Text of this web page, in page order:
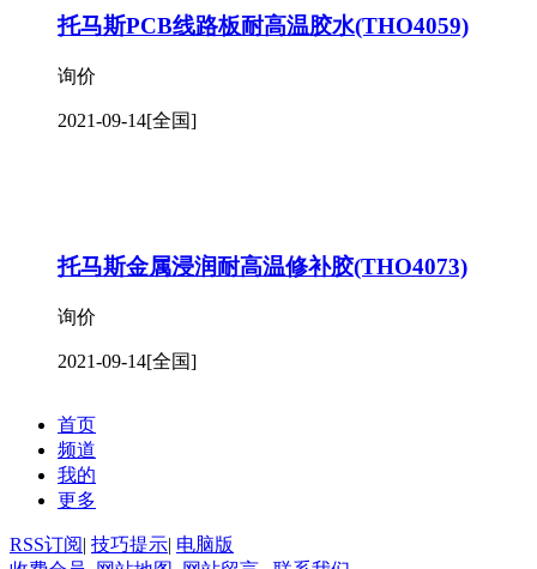
托马斯PCB线路板耐高温胶水(THO4059)
询价
2021-09-14[全国]
托马斯金属浸润耐高温修补胶(THO4073)
询价
2021-09-14[全国]
首页
频道
我的
更多
RSS订阅| 技巧提示| 电脑版